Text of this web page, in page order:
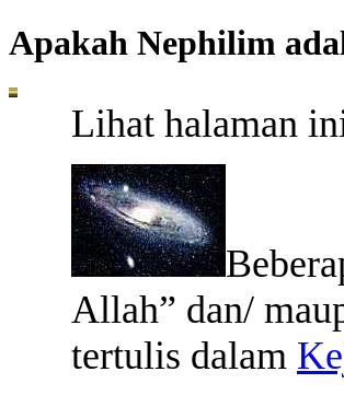
Apakah Nephilim
Lihat halaman
B
Allah” dan/
tertulis dalam